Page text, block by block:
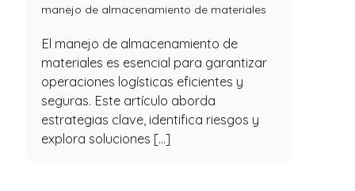
manejo de almacenamiento de materiales
El manejo de almacenamiento de
materiales es esencial para garantizar
operaciones logísticas eficientes y
seguras. Este artículo aborda
estrategias clave, identifica riesgos y
explora soluciones […]